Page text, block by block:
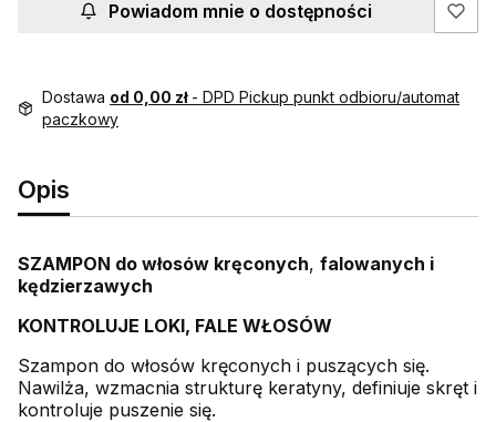
Powiadom mnie o dostępności
Dostawa od 0,00 zł - DPD Pickup punkt odbioru/automat
paczkowy
Opis
SZAMPON do włosów kręconych, falowanych i
kędzierzawych
KONTROLUJE LOKI, FALE WŁOSÓW
Szampon do włosów kręconych i puszących się.
Nawilża, wzmacnia strukturę keratyny, definiuje skręt i
kontroluje puszenie się.